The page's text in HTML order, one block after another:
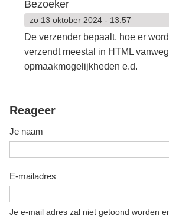
Bezoeker
zo 13 oktober 2024 - 13:57
De verzender bepaalt, hoe er
verzendt meestal in HTML
opmaakmogelijkheden e.d.
Reageer
Je naam
E-mailadres
Je e-mail adres zal niet getoond worden